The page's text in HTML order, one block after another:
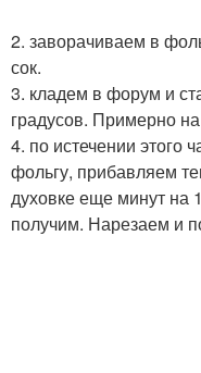
2. заворачиваем в
сок.
3. кладем в форум и
градусов. Примерно
4. по истечении этого
фольгу, прибавляем
духовке еще минут на
получим. Нарезаем и